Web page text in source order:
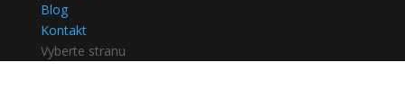
Blog
Kontakt
Vyberte stranu